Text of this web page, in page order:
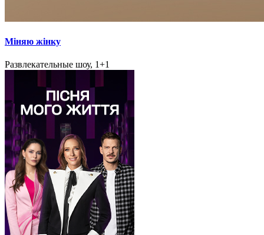
Міняю жінку
Развлекательные шоу, 1+1